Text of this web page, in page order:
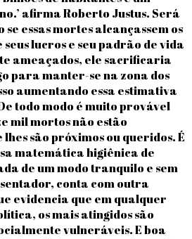
afirma Roberto Justus. Será
essas mortes alcançassem os
seus lucros e seu padrão de vida
ameaçados, ele sacrificaria
para manter-se na zona dos
aumentando essa estimativa
todo modo é muito provável
mil mortos não estão
são próximos ou queridos. É
matemática higiênica de
de um modo tranquilo e sem
conta com outra
evidencia que em qualquer
os mais atingidos são
vulneráveis. E boa